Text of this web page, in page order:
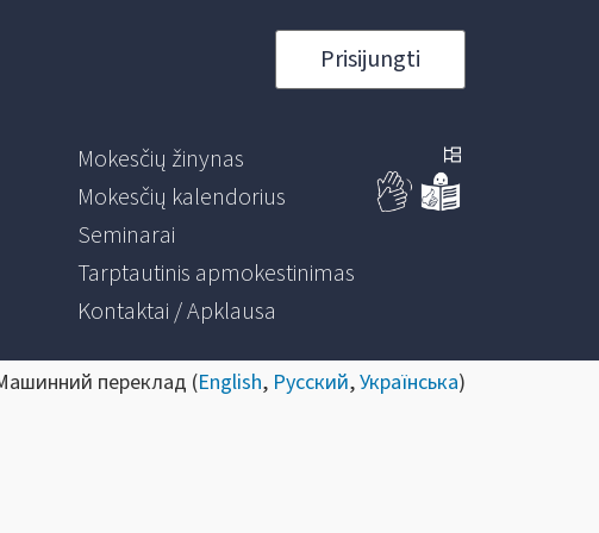
Prisijungti
Mokesčių žinynas
Mokesčių kalendorius
Seminarai
Tarptautinis apmokestinimas
Kontaktai / Apklausa
переклад (English, Русский,Українська)